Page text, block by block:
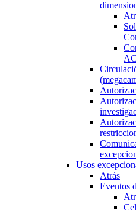
Usos
Atrás
Eventos